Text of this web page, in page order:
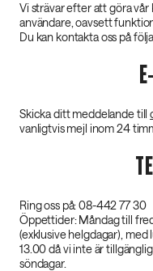
Vi strävar efter att göra
användare, oavsett
Du kan kontakta oss på
Skicka ditt meddelande till
vanligtvis mejl inom 24
Ring oss på: 08-442 77 30
Öppettider: Måndag till
(exklusive helgdagar),
13.00 då vi inte är
söndagar.